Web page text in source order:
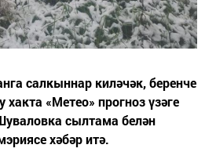
салкыннар киләчәк, беренче
«Метео» прогноз үзәге
сылтама белән
хәбәр итә.